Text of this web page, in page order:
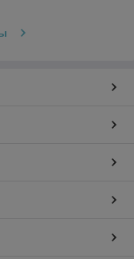
в данной
в строго